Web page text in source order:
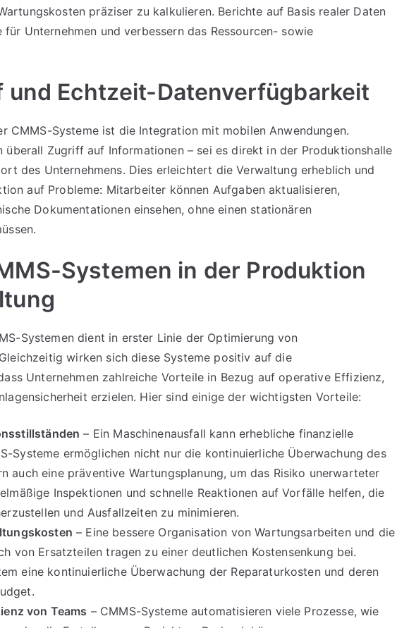
präziser zu kalkulieren. Berichte auf Basis realer Daten
Unternehmen und verbessern das Ressourcen- sowie
und Echtzeit-Datenverfügbarkeit
CMMS-Systeme ist die Integration mit mobilen Anwendungen.
überall Zugriff auf Informationen – sei es direkt in der Produktionshalle
des Unternehmens. Dies erleichtert die Verwaltung erheblich und
auf Probleme: Mitarbeiter können Aufgaben aktualisieren,
Dokumentationen einsehen, ohne einen stationären
Systemen in der Produktion
Systemen dient in erster Linie der Optimierung von
wirken sich diese Systeme positiv auf die
Unternehmen zahlreiche Vorteile in Bezug auf operative Effizienz,
erzielen. Hier sind einige der wichtigsten Vorteile:
– Ein Maschinenausfall kann erhebliche finanzielle
Systeme ermöglichen nicht nur die kontinuierliche Überwachung des
auch eine präventive Wartungsplanung, um das Risiko unerwarteter
Inspektionen und schnelle Reaktionen auf Vorfälle helfen, die
und Ausfallzeiten zu minimieren.
– Eine bessere Organisation von Wartungsarbeiten und die
von Ersatzteilen tragen zu einer deutlichen Kostensenkung bei.
eine kontinuierliche Überwachung der Reparaturkosten und deren
von Teams – CMMS-Systeme automatisieren viele Prozesse, wie